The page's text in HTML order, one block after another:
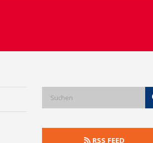
RSS FEED